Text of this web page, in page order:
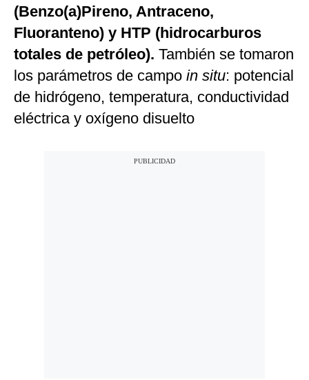
(Benzo(a)Pireno, Antraceno,
Fluoranteno) y HTP (hidrocarburos
totales de petróleo). También se tomaron
los parámetros de campo in situ: potencial
de hidrógeno, temperatura, conductividad
eléctrica y oxígeno disuelto